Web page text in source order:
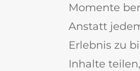
Momente
Anstatt
Erlebnis zu
Inhalte